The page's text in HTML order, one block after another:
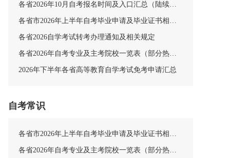
各省2026年10月自考报名时间及入口汇总（陆续更新中）
各省市2026年上半年自考毕业申请及毕业证书相关安排汇总
各省2026自学考试转考办理通知及相关规定
各省2026年自考专业及主考院校一览表（部分热门专业）
2026年下半年各省高等教育自学考试免考申请汇总
自考常识
各省市2026年上半年自考毕业申请及毕业证书相关安排汇总
各省2026年自考专业及主考院校一览表（部分热门专业）